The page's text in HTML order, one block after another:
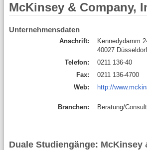
McKinsey & Company,
Unternehmensdaten
Anschrift:
Kennedydamm
40027 Düsseldorf
Telefon:
0211 136-40
Fax:
0211 136-4700
Web:
http://
Branchen: Beratung/
Duale Studiengänge: McKinsey